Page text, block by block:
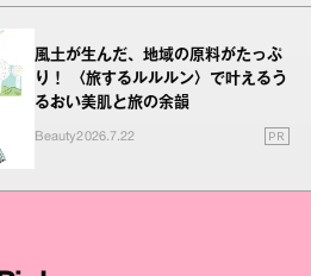
風土が生んだ、地域の原料がたっぷ
り！ 〈旅するルルルン〉で叶えるう
るおい美肌と旅の余韻
Beauty2026.7.22 PR